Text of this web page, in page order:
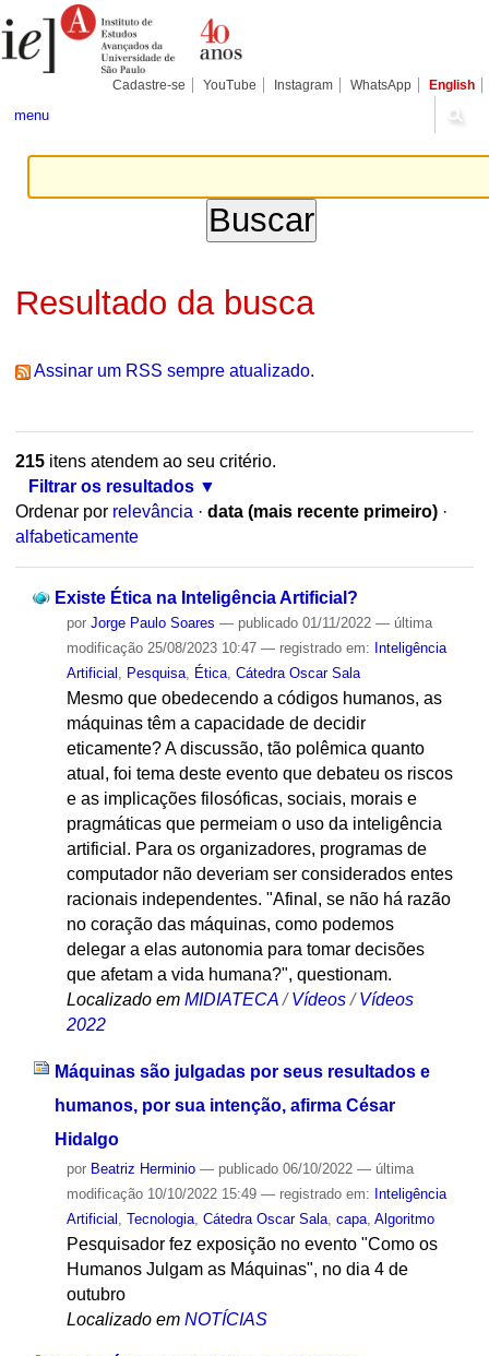
para
conteúdo.
Pessoais
Cadastre-se YouTube Instagram WhatsApp English
menu
Resultado da busca
Assinar um RSS sempre atualizado.
215itens atendem ao seu critério.
Filtrar os resultados
Ordenar por relevância · data (mais recente primeiro) ·
alfabeticamente
Existe Ética na Inteligência Artificial?
por Jorge Paulo Soares — publicado01/11/2022 — última
modificação25/08/2023 10:47 — registrado em: Inteligência
Artificial
Pesquisa, Ética, Cátedra Oscar Sala
Mesmo que obedecendo a códigos humanos, as
máquinas têm a capacidade de decidir
eticamente? A discussão, tão polêmica quanto
atual, foi tema deste evento que debateu os riscos
e as implicações filosóficas, sociais, morais e
pragmáticas que permeiam o uso da inteligência
artificial. Para os organizadores, programas de
computador não deveriam ser considerados entes
racionais independentes. "Afinal, se não há razão
no coração das máquinas, como podemos
delegar a elas autonomia para tomar decisões
que afetam a vida humana?", questionam.
Localizado em MIDIATECA /Vídeos /Vídeos
2022
Máquinas são julgadas por seus resultados e
humanos, por sua intenção, afirma César
Hidalgo
por Beatriz Herminio — publicado06/10/2022 — última
modificação10/10/2022 15:49 — registrado em: Inteligência
Artificial Tecnologia, Cátedra Oscar Sala, capa, Algoritmo
Pesquisador fez exposição no evento "Como os
Humanos Julgam as Máquinas", no dia 4 de
outubro
Localizado em NOTÍCIAS